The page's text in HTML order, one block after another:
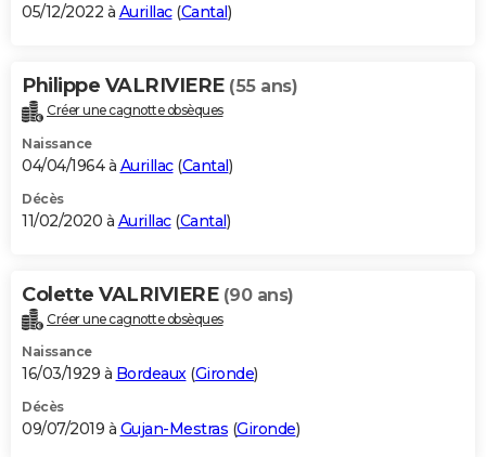
05/12/2022 à Aurillac(Cantal)
Philippe VALRIVIERE (55 ans)
Créer une cagnotte obsèques
Naissance
04/04/1964 à Aurillac(Cantal)
Décès
11/02/2020 à Aurillac(Cantal)
Colette VALRIVIERE (90 ans)
Créer une cagnotte obsèques
Naissance
16/03/1929 à Bordeaux(Gironde)
Décès
09/07/2019 à Gujan-Mestras (Gironde)